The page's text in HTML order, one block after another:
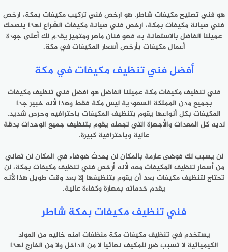
هو فني تصليح مكيفات شاطر، هو ارخص فني تركيب مكيفات بمكة، ارخص
فني صيانة مكيفات بمكة، ارخص فني صيانة مكيفات الشراع لهذا ينصحك
عميلنا الفاضل بالاستعانة به فهو فنان ماهر ومتميز يقدم لك أعلى جودة
أعمال مكيفات بأرخص أسعار المكيفات في مكة.
أفضل فني تنظيف مكيفات في مكة
فني تنظيف مكيفات مكة عميلنا الفاضل هو افضل فني تنظيف مكيفات
بجميع مدن المملكة السعودية ليس مكة فقط وهذا لأنه خبير جدا
المكيفات بكل أنواعها يقوم بتنظيف المكيفات باحترافيه وحرص شديد،
لديه كل المعدات والأجهزة التي تجعله يقوم بتنظيف جميع الوحدات بدقة
عالية وباحترافية كبيرة.
لن يسبب لك فوضى عارمة بالمكان لن يحدث ضوضاء في المكان لن تعاني
من أسعار تنظيف المكيفات معه لأنه أرخص فني تنظيف مكيفات بمكة، لن
تحتاج لتنظيف مكيفات بعد أن يقوم بتنظيفها إلا بعد وقت طويل هذا لأنه
يقدم خدماته بمهارة وكفاءة عالية.
فني تنظيف مكيفات بمكة شاطر
يستخدم في تنظيف مكيفات مكة منظفات امنه خاليه من المواد
الكيميائية لا تسبب ضرر للمكيف نهائيا لا من الداخل ولا من الخارج لهذا